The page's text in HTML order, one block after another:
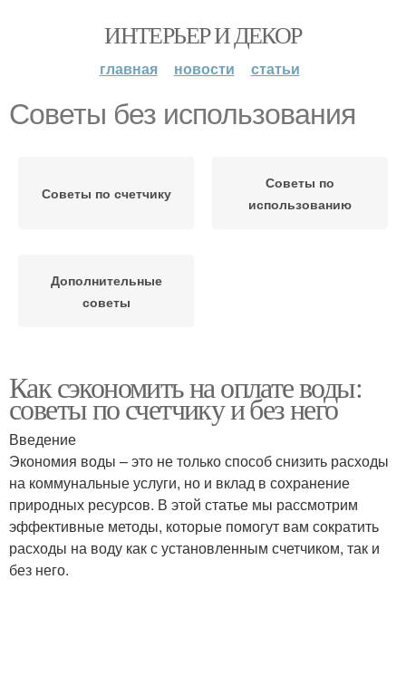
ИНТЕРЬЕР И ДЕКОР
главная новости статьи
Советы без использования
Советы по счетчику
Советы по
использованию
Дополнительные
советы
Как сэкономить на оплате воды:
советы по счетчику и без него
Введение
Экономия воды – это не только способ снизить расходы
на коммунальные услуги, но и вклад в сохранение
природных ресурсов. В этой статье мы рассмотрим
эффективные методы, которые помогут вам сократить
расходы на воду как с установленным счетчиком, так и
без него.